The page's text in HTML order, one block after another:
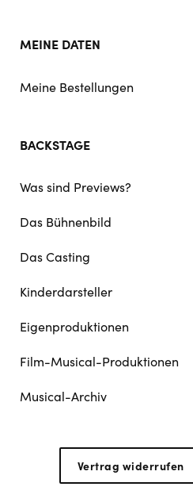
MEINE DATEN
Meine Bestellungen
BACKSTAGE
Was sind Previews?
Das Bühnenbild
Das Casting
Kinderdarsteller
Eigenproduktionen
Film-Musical-Produktionen
Musical-Archiv
Vertrag widerrufen